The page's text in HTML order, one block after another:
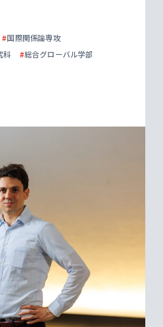
#国際関係論専攻
科 #総合グローバル学部